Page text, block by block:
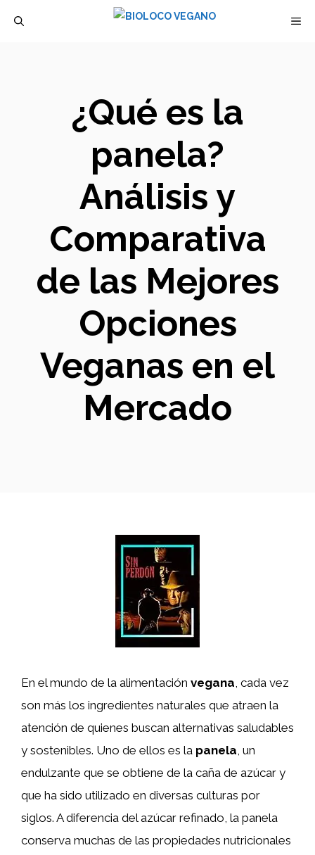
¿Qué es la
panela?
Análisis y
Comparativa
de las Mejores
Opciones
Veganas en el
Mercado
En el mundo de la alimentación vegana, cada vez
son más los ingredientes naturales que atraen la
atención de quienes buscan alternativas saludables
y sostenibles. Uno de ellos es la panela, un
endulzante que se obtiene de la caña de azúcar y
que ha sido utilizado en diversas culturas por
siglos. A diferencia del azúcar refinado, la panela
conserva muchas de las propiedades nutricionales